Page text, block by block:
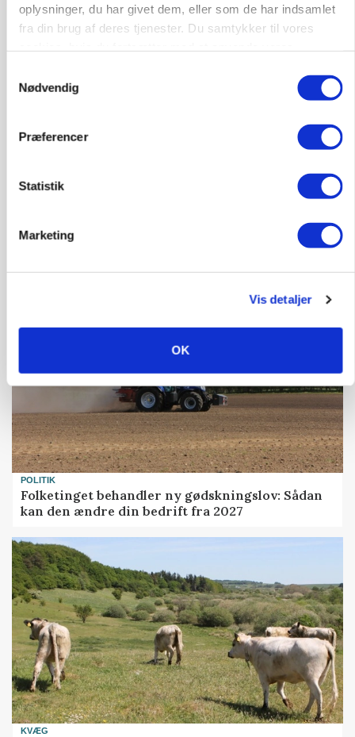
oplysninger, du har givet dem, eller som de har indsamlet
fra din brug af deres tjenester. Du samtykker til vores
Nødvendig
Præferencer
Statistik
Marketing
Vis detaljer
OK
»Nu stopper I«: Landbrugsdebattør og
protestgruppe vil demonstrere mod ny
POLITIK
Folketinget behandler ny gødskningslov: Sådan
kan den ændre din bedrift fra 2027
KVÆG